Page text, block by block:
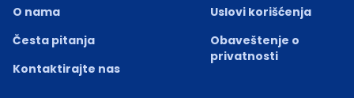
O nama
Česta pitanja
Kontaktirajte nas
Uslovi korišćenja
Obaveštenje o
privatnosti